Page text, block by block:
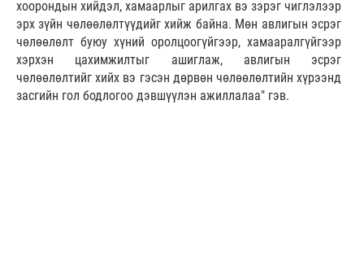
хоорондын хийдэл, хамаарлыг арилгах вэ зэрэг чиглэлээр
эрх зүйн чөлөөлөлтүүдийг хийж байна. Мөн авлигын эсрэг
чөлөөлөлт буюу хүний оролцоогүйгээр, хамааралгүйгээр
хэрхэн цахимжилтыг ашиглаж, авлигын эсрэг
чөлөөлөлтийг хийх вэ гэсэн дөрвөн чөлөөлөлтийн хүрээнд
засгийн гол бодлогоо дэвшүүлэн ажиллалаа" гэв.